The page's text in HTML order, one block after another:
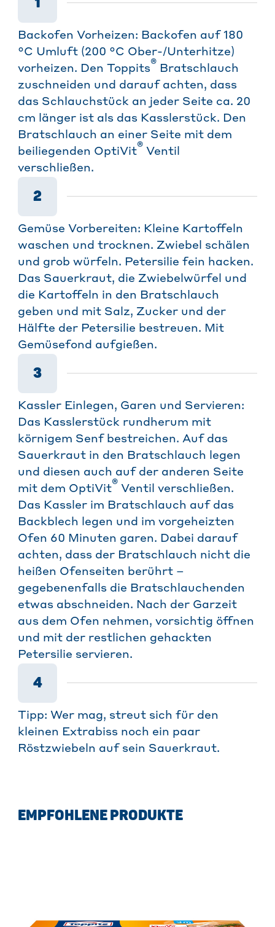
Backofen Vorheizen: Backofen auf 180
°C Umluft (200 °C Ober-/Unterhitze)
vorheizen. Den Toppits® Bratschlauch
zuschneiden und darauf achten, dass
das Schlauchstück an jeder Seite ca. 20
cm länger ist als das Kasslerstück. Den
Bratschlauch an einer Seite mit dem
beiliegenden OptiVit® Ventil
verschließen.
2
Gemüse Vorbereiten: Kleine Kartoffeln
waschen und trocknen. Zwiebel schälen
und grob würfeln. Petersilie fein hacken.
Das Sauerkraut, die Zwiebelwürfel und
die Kartoffeln in den Bratschlauch
geben und mit Salz, Zucker und der
Hälfte der Petersilie bestreuen. Mit
Gemüsefond aufgießen.
3
Kassler Einlegen, Garen und Servieren:
Das Kasslerstück rundherum mit
körnigem Senf bestreichen. Auf das
Sauerkraut in den Bratschlauch legen
und diesen auch auf der anderen Seite
mit dem OptiVit® Ventil verschließen.
Das Kassler im Bratschlauch auf das
Backblech legen und im vorgeheizten
Ofen 60 Minuten garen. Dabei darauf
achten, dass der Bratschlauch nicht die
heißen Ofenseiten berührt –
gegebenenfalls die Bratschlauchenden
etwas abschneiden. Nach der Garzeit
aus dem Ofen nehmen, vorsichtig öffnen
und mit der restlichen gehackten
Petersilie servieren.
4
Tipp: Wer mag, streut sich für den
kleinen Extrabiss noch ein paar
Röstzwiebeln auf sein Sauerkraut.
EMPFOHLENE PRODUKTE